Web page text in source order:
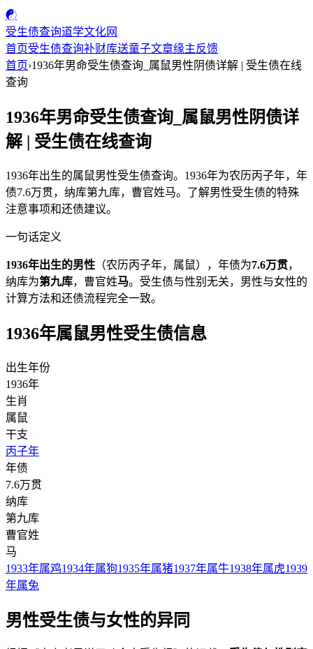
☯
受生债查询道学文化网
首页受生债查询补财库送童子文章缘主反馈
首页›1936年男命受生债查询_属鼠男性阴债详解 | 受生债在线
查询
1936年男命受生债查询_属鼠男性阴债详
解 | 受生债在线查询
1936年出生的属鼠男性受生债查询。1936年为农历丙子年，年
债7.6万贯，纳库第九库，曹官姓马。了解男性受生债的特殊
注意事项和还债建议。
一句话定义
1936年出生的男性 （农历丙子年，属鼠），年债为7.6万贯，
纳库为第九库，曹官姓马。受生债与性别无关，男性与女性的
计算方法和还债流程完全一致。
1936年属鼠男性受生债信息
出生年份
1936年
生肖
属鼠
干支
丙子年
年债
7.6万贯
纳库
第九库
曹官姓
马
1933年属鸡1934年属狗1935年属猪1937年属牛1938年属虎1939
年属兔
男性受生债与女性的异同